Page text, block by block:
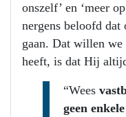
onszelf’ en ‘meer
nergens beloofd dat
gaan. Dat willen
heeft, is dat Hij
“Wees
geen